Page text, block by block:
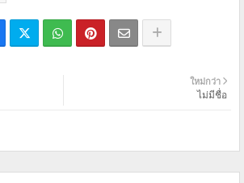
ใหม่กว่า
ไม่มีชื่อ